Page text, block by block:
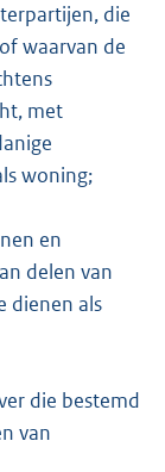
die
waarvan de
met
woning;
en
delen van
dienen als
die bestemd
van